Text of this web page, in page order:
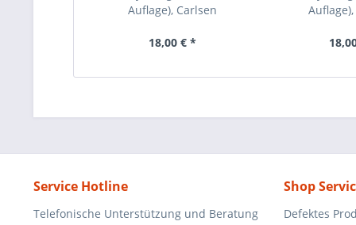
Auflage), Carlsen
18,00 € *
Service Hotline
Telefonische Unterstützung und Beratung
Shop
Defektes